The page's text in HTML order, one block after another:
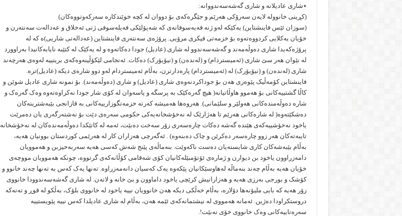
٭شاری عادیلانە و شاری گەشەسەندووانە:
(کڕینی خانوولە لایەن سەرۆکی هەرێم و جێگرەکەی بۆ دووان لە کچە خوێندکارە سەرکەوتووەکان)
(سوزان ئێس فاینشتاین) یەکێکە لەو ژنە فەیەسوفانەی کە شەپۆلێکی فەیلەسوفی ژنی ئەخلاق و عەدالەت سەنتەرن و
خۆیان یەکلایی کردووەتەوە بۆ خزمەتی فیکری مرۆیی. پرۆژەی سەنتەری فاینشتاین (عەدالەتی شاریی)ە کە لە
پرۆژەکەیدا شاری دەوڵەمەند و گەشەسەندوو لە شاری (عادیل) جودا دەکاتەوە و لە یەکێک لە کتێبە نایابەکانیدا بەراوورد
لە نێوان هەر سێ شاری (ئەمیستردام) و (لەندەن) و (نیۆیۆرک) دەکات. ئەنجامی لێکۆڵینەوەکەی بریتییە لەوەی هەرچەند
شاری (لەندەن) و (نیۆیۆرک) لە (ئەمیستردام) پارەدارترن، بەڵام ئەمیستردام لەو دوو شارەی دیکە (عادیل)ترە.
فاینشتاین کۆمەڵیک پێوەری هەن بۆ جوداکردنەوەی شاری (عادیل) و شاری (دەوڵەمەند). بۆ نمونە شاری عادیل شوێن و
کاڵا گشتییەکانی بۆ هەموو هاوڵاتیانە( هیچ گەرەکێک بە پرسگە و پاسەوان لە کۆی شار جودا نەکراوەتەوە وەک گەرەک و
شارە دەوڵەمندەکانی هەولێر و سلێمانی). هەروەها هەمیشە کەرتە خزمەتگوزارییەکانی بە قازانجی بێبەشترینەکان
دەشکێتەوە( لە شارەکانی هەرێم تا هەژارێک لە نەخۆشخانەیەکی حکومی سەرەی دێت بۆ نەشتەرگەری یان دەمرێت
یاخود نەخۆشییەکەی هێندە گەشە دەکات چارەسەری زۆر سەخت دەبێت، ئەمە لە کاتێکدا دەوڵەمەندەکان لە نەخۆشخانە
تایبەتەکان هەر زوو چارەسەر دەکرێن و چاک دەبنەوە) . ئەگەرچی هەزاران کار لە هەرێمی کوردستان بوونیان هەیە،
بەڵام بێبەشەکان کاری شایستەیان دەست ناکەوێت. بنەماڵەی پێنج شەش کەسی هەیە سەربەحیزبن و هەموویان
دامەزراوون یاخود بن دیوارن و ژمارەی ئۆتۆمبێلەکانیان کۆی شەقامی کۆڵانەکەی گرتووە، چونکە هەموویان مووچەی
خۆیان هەیە بەڵام چەند بنەماڵە لەهاوسێکانیان پێکەوە یەک کەسیان دانەمەزراوە. تەنها یەک کەس بە تەنها چەند خانوو و
کۆشک و بورجی بەرزی هەیە و هەزارانیش کرێچی یاخود داماوون و بێ خانە و لانەن. لە شاری گەشەسەندوودا خانووی
زۆر هەیە کە بایى ملیۆنەها دۆلارە، بەڵام خەڵکی دیکە هەن خانوویان نییە یاخود لە خانووی بلۆک، بەڵکو لە قوڕ و تەنەکە
دروستکراودا دەژین. ئەمانە هەمووی لە نیشتمانەکەی ئێمە هەن، بەڵام لە شاری عادیلدا کەس نییە پێویستییە
سەرەتاییەکانی وەک خانووی خۆی نەبێت!.